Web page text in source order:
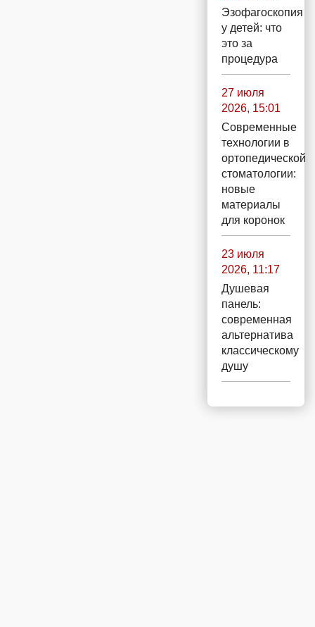
Эзофагоскопия
у детей: что
это за
процедура
27 июля
2026, 15:01
Современные
технологии в
ортопедической
стоматологии:
новые
материалы
для коронок
23 июля
2026, 11:17
Душевая
панель:
современная
альтернатива
классическому
душу